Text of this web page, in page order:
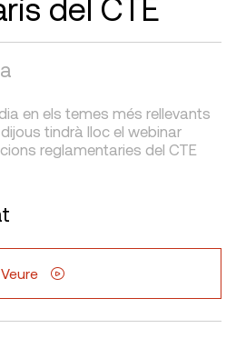
en els temes més rellevants
tindrà lloc el webinar
reglamentaries del CTE
Veure